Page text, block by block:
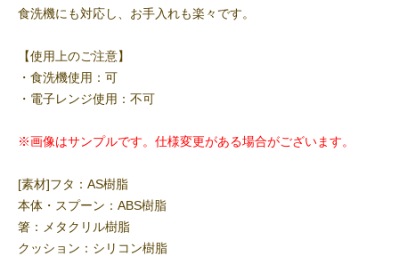
食洗機にも対応し、お手入れも楽々です。
【使用上のご注意】
・食洗機使用：可
・電子レンジ使用：不可
※画像はサンプルです。仕様変更がある場合がございます。
[素材]フタ：AS樹脂
本体・スプーン：ABS樹脂
箸：メタクリル樹脂
クッション：シリコン樹脂